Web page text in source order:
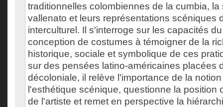
traditionnelles colombiennes de la cumbia, la
vallenato et leurs représentations scéniques
interculturel. Il s'interroge sur les capacités
conception de costumes à témoigner de la
historique, sociale et symbolique de ces
sur des pensées latino-américaines placées
décoloniale, il relève l'importance de la
l'esthétique scénique, questionne la position
de l'artiste et remet en perspective la